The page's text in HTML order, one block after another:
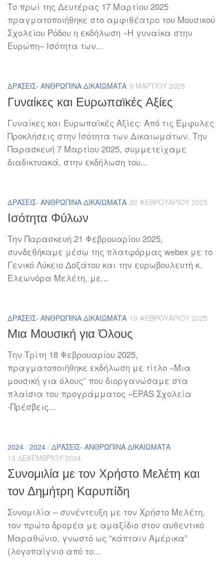
Το πρωί της Δευτέρας 17 Μαρτίου 2025
πραγματοποιήθηκε στο αμφιθέατρο του Μουσικού
Σχολείου Ρόδου η εκδήλωση «Η γυναίκα στην
Ευρώπη– Ισότητα των...
ΔΡΆΣΕΙΣ- ΑΝΘΡΏΠΙΝΑ ΔΙΚΑΙΏΜΑΤΑ 9 ΜΑΡΤΊΟΥ 2025
Γυναίκες και Ευρωπαϊκές Αξίες
Γυναίκες και Ευρωπαϊκές Αξίες: Από τις Έμφυλες
Προκλήσεις στην Ισότητα των Δικαιωμάτων. Την
Παρασκευή 7 Μαρτίου 2025, συμμετείχαμε
διαδικτυακά, στην εκδήλωση του...
ΔΡΆΣΕΙΣ- ΑΝΘΡΏΠΙΝΑ ΔΙΚΑΙΏΜΑΤΑ 22 ΦΕΒΡΟΥΑΡΊΟΥ 2025
Ισότητα Φύλων
Την Παρασκευή 21 Φεβρουαρίου 2025,
συνδεθήκαμε μέσω της πλατφόρμας webex με το
Γενικό Λύκειο Δοξάτου και την ευρωβουλευτή κ.
Ελεωνόρα Μελέτη, με...
ΔΡΆΣΕΙΣ- ΑΝΘΡΏΠΙΝΑ ΔΙΚΑΙΏΜΑΤΑ 19 ΦΕΒΡΟΥΑΡΊΟΥ 2025
Μια Μουσική για Όλους
Την Τρίτη 18 Φεβρουαρίου 2025,
πραγματοποιήθηκε εκδήλωση με τίτλο «Μια
μουσική για όλους” που διοργανώσαμε στα
πλαίσια του προγράμματος «EPAS Σχολεία
-Πρέσβεις...
2024 / 2024 / ΔΡΆΣΕΙΣ- ΑΝΘΡΏΠΙΝΑ ΔΙΚΑΙΏΜΑΤΑ
13 ΔΕΚΕΜΒΡΊΟΥ 2024
Συνομιλία με τον Χρήστο Μελέτη και
τον Δημήτρη Καρυπίδη
Συνομιλία – συνέντευξη με τον Χρήστο Μελέτη,
τον πρώτο δρομέα με αμαξίδιο στον αυθεντικό
Μαραθώνιο, γνωστό ως “κάπταιν Αμέρικα”
(λογοπαίγνιο από το...